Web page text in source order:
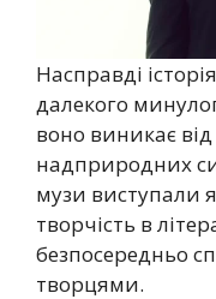
Насправді
далекого
воно виникає
надприродних
музи виступали
творчість в
безпосередньо
творцями.